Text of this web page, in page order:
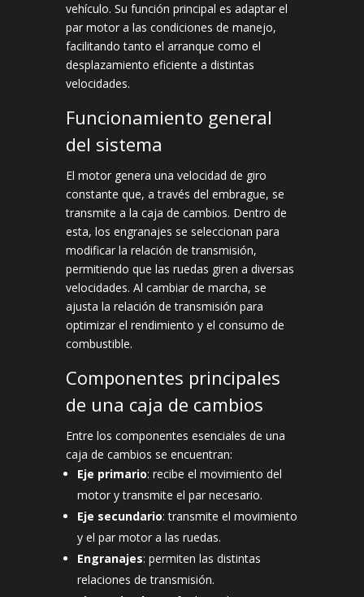
vehículo. Su función principal es adaptar el
par motor a las condiciones de manejo,
facilitando tanto el arranque como el
desplazamiento eficiente a distintas
velocidades.
Funcionamiento general
del sistema
El motor genera una velocidad de giro
constante que, a través del embrague, se
transmite a la caja de cambios. Dentro de
esta, los engranajes se seleccionan para
modificar la relación de transmisión,
permitiendo que las ruedas giren a diversas
velocidades. Al cambiar de marcha, se
ajusta la relación de transmisión para
optimizar el rendimiento y el consumo de
combustible.
Componentes principales
de una caja de cambios
Entre los componentes esenciales de una
caja de cambios se encuentran:
Eje primario: recibe el movimiento del
motor y transmite el par necesario.
Eje secundario: transmite el movimiento
y el par motor a las ruedas.
Engranajes: permiten las distintas
relaciones de transmisión.